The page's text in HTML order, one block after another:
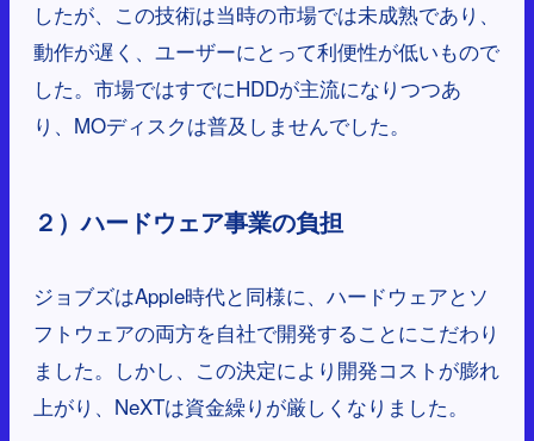
したが、この技術は当時の市場では未成熟であり、
動作が遅く、ユーザーにとって利便性が低いもので
した。市場ではすでにHDDが主流になりつつあ
り、MOディスクは普及しませんでした。
２）ハードウェア事業の負担
ジョブズはApple時代と同様に、ハードウェアとソ
フトウェアの両方を自社で開発することにこだわり
ました。しかし、この決定により開発コストが膨れ
上がり、NeXTは資金繰りが厳しくなりました。